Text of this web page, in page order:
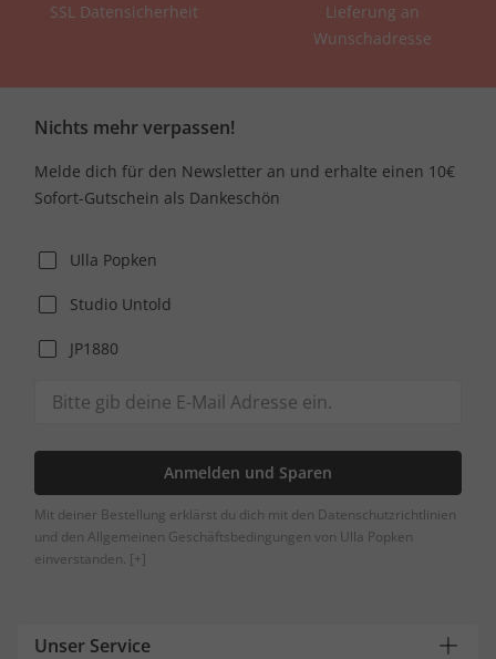
SSL Datensicherheit
Lieferung an
Wunschadresse
Nichts mehr verpassen!
Melde dich für den Newsletter an und erhalte einen 10€
Sofort-Gutschein als Dankeschön
Ulla Popken
Studio Untold
JP1880
Anmelden und Sparen
Mit deiner Bestellung erklärst du dich mit den Datenschutzrichtlinien
und den Allgemeinen Geschäftsbedingungen von Ulla Popken
einverstanden. [+]
Unser Service